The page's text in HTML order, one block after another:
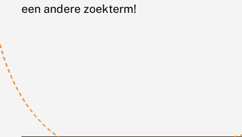
een andere zoekterm!